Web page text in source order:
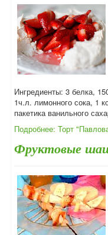
Ингредиенты: 3 белка,
1ч.л. лимонного сока, 1
пакетика ванильного
Подробнее: Торт
Фруктовые